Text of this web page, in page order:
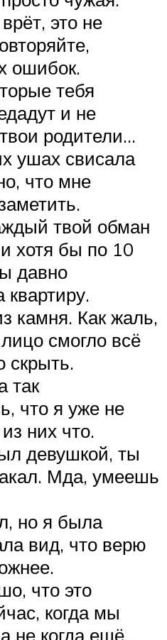
это не
ошибок.
тебя
и не
родители…
ушах свисала
что мне
твой обман
хотя бы по 10
давно
квартиру.
камня. Как жаль,
смогло всё
скрыть.
так
что я уже не
них что.
девушкой, ты
Мда, умеешь
но я была
вид, что верю
что это
когда мы
не когда ещё.